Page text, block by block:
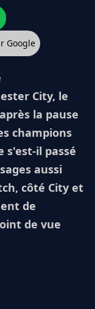
Google
City, le
la pause
champions
s'est-il passé
aussi
côté City et
de
de vue